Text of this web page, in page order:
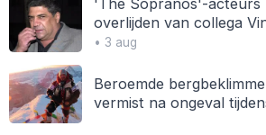
'The Sopranos'-acteurs
overlijden van collega
• 3 aug
Beroemde
vermist na ongeval